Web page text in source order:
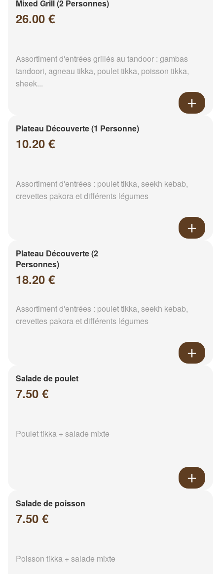
Mixed Grill (2 Personnes)
26.00 €
Assortiment d'entrées grillés au tandoor : gambas
tandoori, agneau tikka, poulet tikka, poisson tikka,
sheek...
Plateau Découverte (1 Personne)
10.20 €
Assortiment d'entrées : poulet tikka, seekh kebab,
crevettes pakora et différents légumes
Plateau Découverte (2
Personnes)
18.20 €
Assortiment d'entrées : poulet tikka, seekh kebab,
crevettes pakora et différents légumes
Salade de poulet
7.50 €
Poulet tikka + salade mixte
Salade de poisson
7.50 €
Poisson tikka + salade mixte